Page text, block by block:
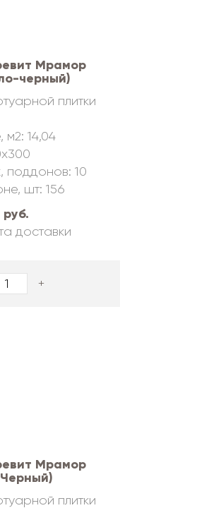
Мрамор
черный)
плитки
14,04
поддонов: 10
шт: 156
руб.
доставки
+
Мрамор
плитки